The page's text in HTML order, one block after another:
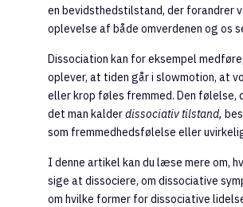
en bevidsthedstilstand, der forandrer
oplevelse af både omverdenen og os
Dissociation kan for eksempel
oplever, at tiden går i slowmotion, at
eller krop føles fremmed. Den følelse,
det man kalderdissociativ tilstand,
som fremmedhedsfølelse eller
I denne artikel kan du læse mere om,
sige at dissociere, om dissociative
om hvilke former for dissociative